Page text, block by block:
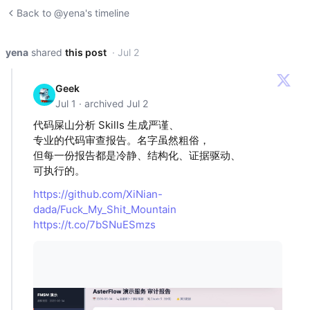
Back to @yena's timeline
yena shared this post · Jul 2
Geek
Jul 1 · archived Jul 2
代码屎山分析 Skills 生成严谨、
专业的代码审查报告。名字虽然粗俗，
但每一份报告都是冷静、结构化、证据驱动、
可执行的。
https://github.com/XiNian-
dada/Fuck_My_Shit_Mountain
https://t.co/7bSNuESmzs